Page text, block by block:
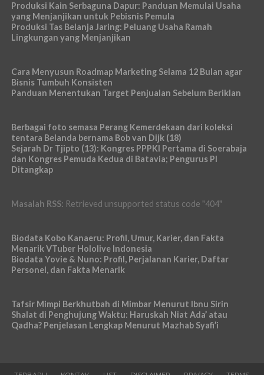
Produksi Kain Serbaguna Dapur: Panduan Memulai Usaha
yang Menjanjikan untuk Pebisnis Pemula
Produksi Tas Belanja Jaring: Peluang Usaha Ramah
Lingkungan yang Menjanjikan
Cara Menyusun Roadmap Marketing Selama 12 Bulan agar
Bisnis Tumbuh Konsisten
Panduan Menentukan Target Penjualan Sebelum Beriklan
Berbagai foto semasa Perang Kemerdekaan dari koleksi
tentara Belanda bernama Bob van Dijk (18)
Sejarah Dr Tjipto (13): Kongres PPPKI Pertama di Soerabaja
dan Kongres Pemuda Kedua di Batavia; Pengurus PI
Ditangkap
Masalah RSS: Retrieved unsupported status code "404"
Biodata Kobo Kanaeru: Profil, Umur, Karier, dan Fakta
Menarik VTuber Hololive Indonesia
Biodata Yovie & Nuno: Profil, Perjalanan Karier, Daftar
Personel, dan Fakta Menarik
Tafsir Mimpi Berkhutbah di Mimbar Menurut Ibnu Sirin
Shalat di Penghujung Waktu: Haruskah Niat Ada’ atau
Qadha? Penjelasan Lengkap Menurut Mazhab Syafi’i